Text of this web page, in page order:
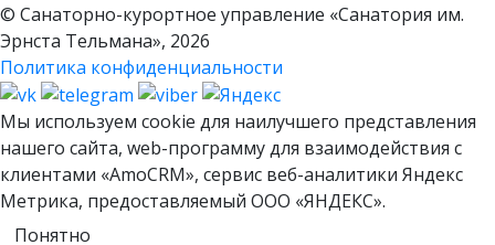
© Санаторно-курортное управление «Санатория им.
Эрнста Тельмана», 2026
Политика конфиденциальности
Мы используем cookie для наилучшего представления
нашего сайта, web-программу для взаимодействия с
клиентами «‎AmoCRM»‎, сервис веб-аналитики Яндекс
Метрика, предоставляемый ООО «ЯНДЕКС».
Понятно